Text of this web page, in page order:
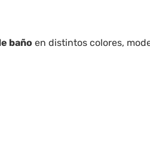
bañoen distintos colores,